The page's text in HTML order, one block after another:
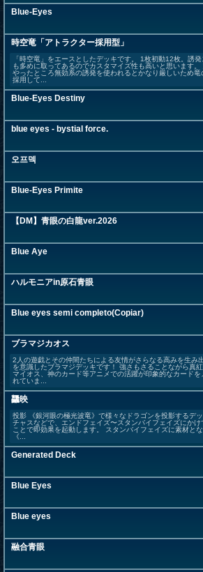
Blue-Eyes
時空竜「アトラクター採用型」
「時空竜」をエースとしたデッキです。 1枚初動12枚。誘発
も多めに取ってあるのでカスタマイズ性も高いと思います。
やったところ無効系の誘発を使われるとかなり厳しいため竜
採用して...
Blue-Eyes Destiny
blue eyes - bystial force.
오프덱
Blue-Eyes Primite
【DM】青眼の白龍ver.2026
Blue Aye
ハルモニアin原石青眼
Blue eyes semi completo(Copiar)
ブラマジカオス
2人の遊戯とその仲間たちによる友情がさらなる高みを生み
を意識したブラマジデッキです！ 強さもさることながら真
マイオス、神のカード等アニメでの活躍が印象的なカードを
れていま...
龘映
投影 《銀河眼の極光波竜》で様々なドラゴンを投影するデ
チャスなどで、エンドフェイズ〜スタンバイフェイズにかけ
ことで即効果を起動します。 スタンバイフェイズに素材と
《...
Generated Deck
Blue Eyes
Blue eyes
融合青眼